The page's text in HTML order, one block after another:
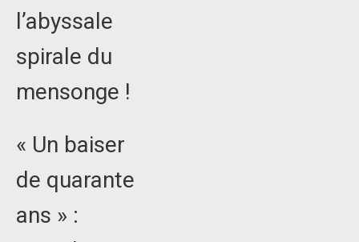
l’abyssale
spirale du
mensonge !
« Un baiser
de quarante
ans » :